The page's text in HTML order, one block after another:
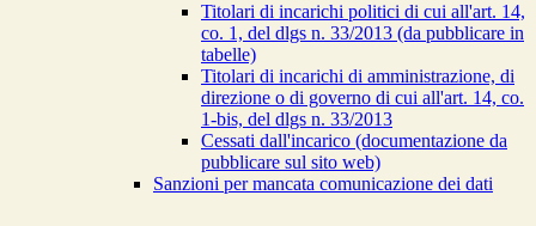
Titolari di incarichi politici di cui all'art. 14,
co. 1, del dlgs n. 33/2013 (da pubblicare in
tabelle)
Titolari di incarichi di amministrazione, di
direzione o di governo di cui all'art. 14, co.
1-bis, del dlgs n. 33/2013
Cessati dall'incarico (documentazione da
pubblicare sul sito web)
Sanzioni per mancata comunicazione dei dati